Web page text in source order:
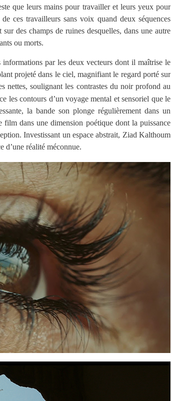
que leurs mains pour travailler et leurs yeux pour
ces travailleurs sans voix quand deux séquences
des champs de ruines desquelles, dans une autre
ou morts.
par les deux vecteurs dont il maîtrise le
projeté dans le ciel, magnifiant le regard porté sur
nettes, soulignant les contrastes du noir profond au
les contours d’un voyage mental et sensoriel que le
la bande son plonge régulièrement dans un
film dans une dimension poétique dont la puissance
Investissant un espace abstrait, Ziad Kalthoum
d’une réalité méconnue.